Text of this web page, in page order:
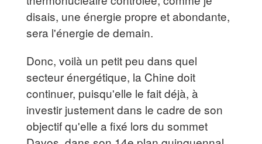
disais, une énergie propre et abondante,
sera l'énergie de demain.
Donc, voilà un petit peu dans quel
secteur énergétique, la Chine doit
continuer, puisqu'elle le fait déjà, à
investir justement dans le cadre de son
objectif qu'elle a fixé lors du sommet